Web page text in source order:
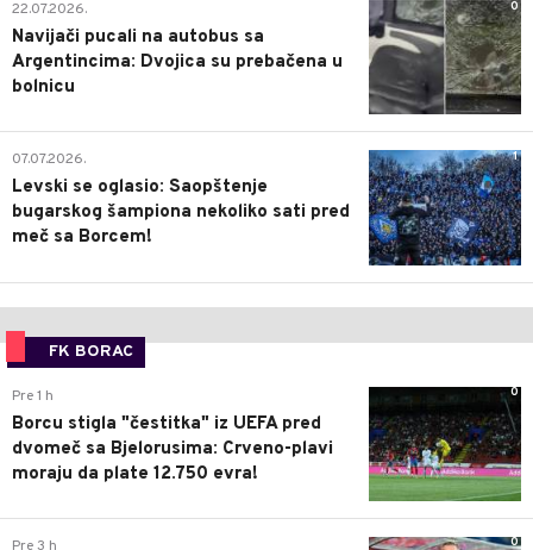
0
22.07.2026.
Navijači pucali na autobus sa
Argentincima: Dvojica su prebačena u
bolnicu
1
07.07.2026.
Levski se oglasio: Saopštenje
bugarskog šampiona nekoliko sati pred
meč sa Borcem!
FK BORAC
0
Pre 1 h
Borcu stigla "čestitka" iz UEFA pred
dvomeč sa Bjelorusima: Crveno-plavi
moraju da plate 12.750 evra!
0